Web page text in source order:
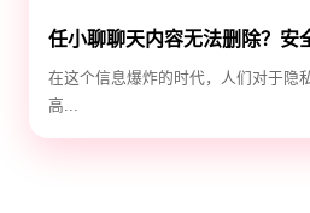
任小聊聊天内容无法删除？安
在这个信息爆炸的时代，人们对于隐
高...